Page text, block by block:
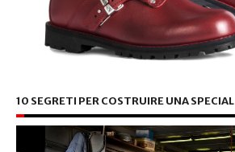
10 SEGRETI PER COSTRUIRE UNA SPECIAL